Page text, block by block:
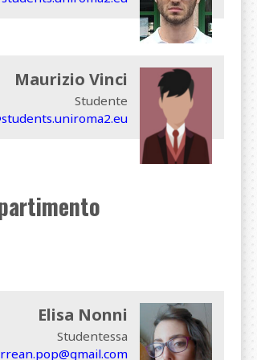
Maurizio Vinci
Studente
Elisa Nonni
Studentessa